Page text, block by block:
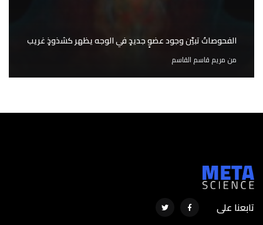
الفحوصاتُ تبيّن وجود عضوٍ جديدٍ في الوجه يظهر كشذوذٍ غريب
من مريم قاسم القاسم
تابعنا على